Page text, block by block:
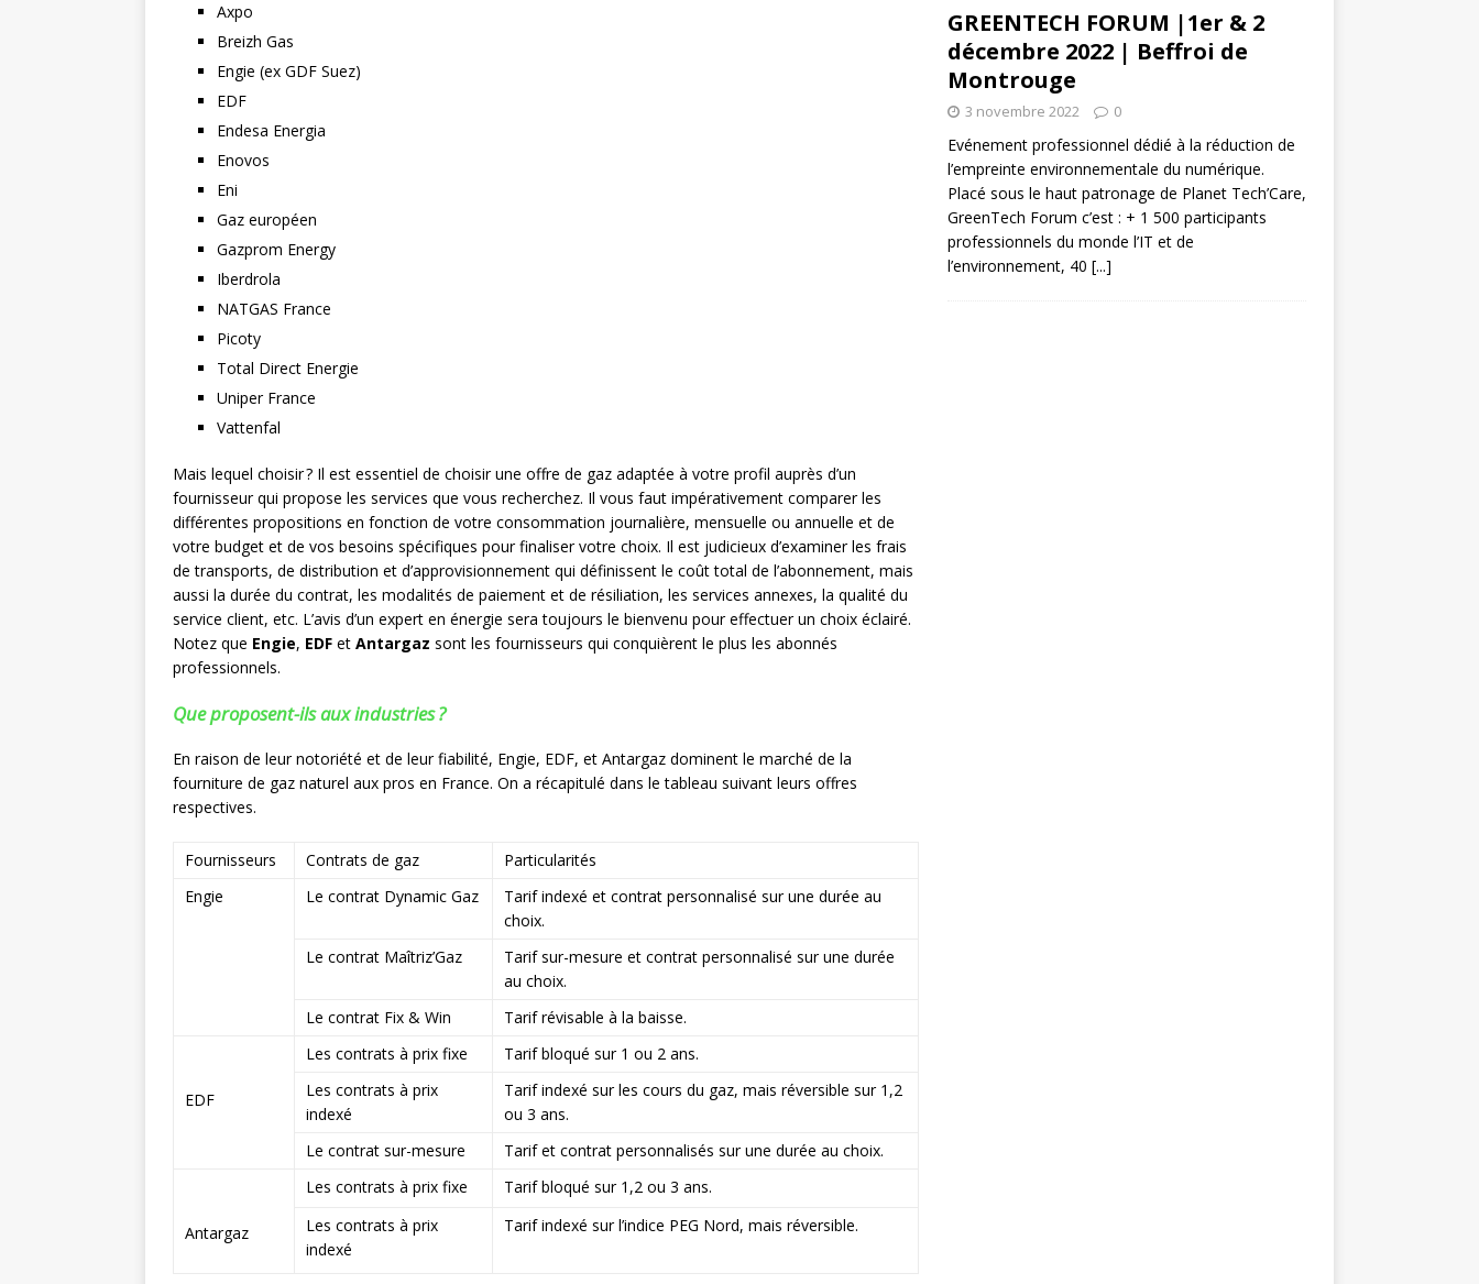
Axpo
Breizh Gas
Engie (ex GDF Suez)
EDF
Endesa Energia
Enovos
Eni
Gaz européen
Gazprom Energy
Iberdrola
NATGAS France
Picoty
Total Direct Energie
Uniper France
Vattenfal
Mais lequel choisir ? Il est essentiel de choisir une offre de gaz adaptée à votre profil auprès d’un
fournisseur qui propose les services que vous recherchez. Il vous faut impérativement comparer les
différentes propositions en fonction de votre consommation journalière, mensuelle ou annuelle et de
votre budget et de vos besoins spécifiques pour finaliser votre choix. Il est judicieux d’examiner les frais
de transports, de distribution et d’approvisionnement qui définissent le coût total de l’abonnement, mais
aussi la durée du contrat, les modalités de paiement et de résiliation, les services annexes, la qualité du
service client, etc. L’avis d’un expert en énergie sera toujours le bienvenu pour effectuer un choix éclairé.
Notez que Engie, EDF et Antargaz sont les fournisseurs qui conquièrent le plus les abonnés
professionnels.
Que proposent-ils aux industries ?
En raison de leur notoriété et de leur fiabilité, Engie, EDF, et Antargaz dominent le marché de la
fourniture de gaz naturel aux pros en France. On a récapitulé dans le tableau suivant leurs offres
respectives.
Fournisseurs Contrats de gaz
Particularités
Engie
Le contrat Dynamic Gaz
Tarif indexé et contrat personnalisé sur une durée au
choix.
Le contrat Maîtriz’Gaz
Tarif sur-mesure et contrat personnalisé sur une durée
au choix.
Le contrat Fix & Win
Tarif révisable à la baisse.
EDF
Les contrats à prix fixe
Tarif bloqué sur 1 ou 2 ans.
Les contrats à prix
indexé
Tarif indexé sur les cours du gaz, mais réversible sur 1,2
ou 3 ans.
Le contrat sur-mesure
Tarif et contrat personnalisés sur une durée au choix.
Antargaz
Les contrats à prix fixe
Tarif bloqué sur 1,2 ou 3 ans.
Les contrats à prix
indexé
Tarif indexé sur l’indice PEG Nord, mais réversible.
GREENTECH FORUM |1er & 2
décembre 2022 | Beffroi de
Montrouge
3 novembre 2022 0
Evénement professionnel dédié à la réduction de
l’empreinte environnementale du numérique.
Placé sous le haut patronage de Planet Tech’Care,
GreenTech Forum c’est : + 1 500 participants
professionnels du monde l’IT et de
l’environnement, 40 [...]